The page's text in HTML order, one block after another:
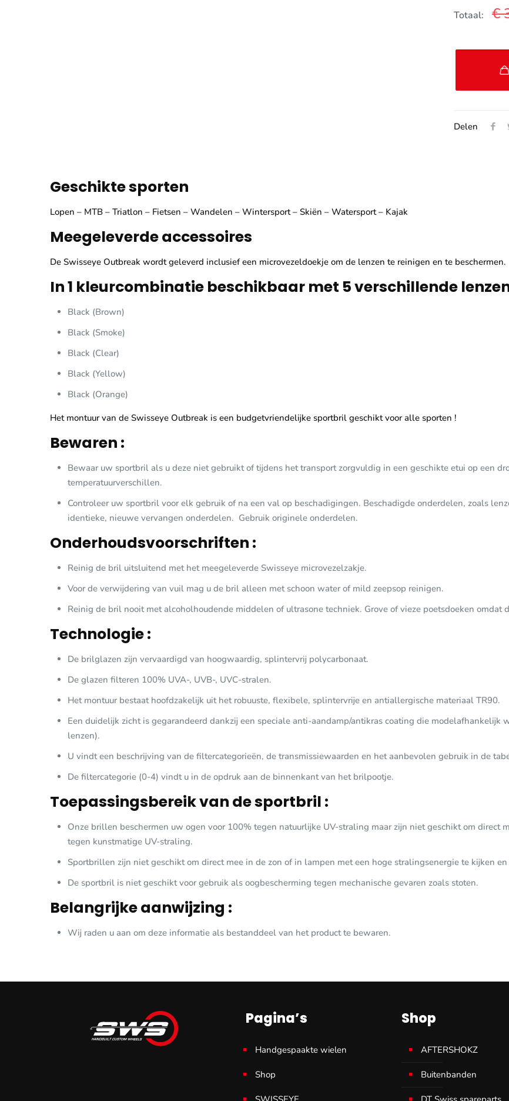
Totaal: €
Delen
Geschikte sporten
Lopen – MTB – Triatlon – Fietsen – Wandelen – Wintersport – Skiën – Watersport – Kajak
Meegeleverde accessoires
De Swisseye Outbreak wordt geleverd inclusief een microvezeldoekje om de lenzen te reinigen en te beschermen.
In 1 kleurcombinatie beschikbaar met 5 verschillende
Black (Brown)
Black (Smoke)
Black (Clear)
Black (Yellow)
Black (Orange)
Het montuur van de Swisseye Outbreak is een budgetvriendelijke sportbril geschikt voor alle sporten !
Bewaren :
Bewaar uw sportbril als u deze niet gebruikt of tijdens het transport zorgvuldig in een geschikte etui op een
temperatuurverschillen.
Controleer uw sportbril voor elk gebruik of na een val op beschadigingen. Beschadigde onderdelen, zoals
identieke, nieuwe vervangen onderdelen. Gebruik originele onderdelen.
Onderhoudsvoorschriften :
Reinig de bril uitsluitend met het meegeleverde Swisseye microvezelzakje.
Voor de verwijdering van vuil mag u de bril alleen met schoon water of mild zeepsop reinigen.
Reinig de bril nooit met alcoholhoudende middelen of ultrasone techniek. Grove of vieze poetsdoeken
Technologie :
De brilglazen zijn vervaardigd van hoogwaardig, splintervrij polycarbonaat.
De glazen filteren 100% UVA-, UVB-, UVC-stralen.
Het montuur bestaat hoofdzakelijk uit het robuuste, flexibele, splintervrije en antiallergische materiaal TR90.
Een duidelijk zicht is gegarandeerd dankzij een speciale anti-aandamp/antikras coating die modelafhankelijk
lenzen).
U vindt een beschrijving van de filtercategorieën, de transmissiewaarden en het aanbevolen gebruik in de
De filtercategorie (0-4) vindt u in de opdruk aan de binnenkant van het brilpootje.
Toepassingsbereik van de sportbril :
Onze brillen beschermen uw ogen voor 100% tegen natuurlijke UV-straling maar zijn niet geschikt om direct
tegen kunstmatige UV-straling.
Sportbrillen zijn niet geschikt om direct mee in de zon of in lampen met een hoge stralingsenergie te kijken
De sportbril is niet geschikt voor gebruik als oogbescherming tegen mechanische gevaren zoals stoten.
Belangrijke aanwijzing :
Wij raden u aan om deze informatie als bestanddeel van het product te bewaren.
Pagina’s
Handgespaakte wielen
Shop
Shop
AFTERSHOKZ
Buitenbanden